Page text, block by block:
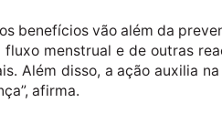
benefícios vão além da
menstrual e de outras
Além disso, a ação auxilia
afirma.